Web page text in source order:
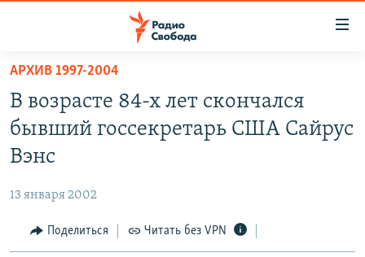
упрощенного
доступа
Вернуться
основному
Вернутся
ПОДКАСТЫ
АВТОРСКИЕ ПРОЕКТЫ
МНЕНИЯ
КУЛЬТУРА
АРХИВ 1997-2004
В возрасте 84-х лет скончался
бывший госсекретарь США Сайрус
Вэнс
13 января 2002
Поделиться Читать без VPN